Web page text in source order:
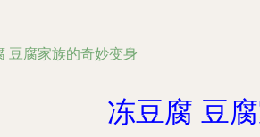
豆腐家族的奇妙变身
冻豆腐 豆